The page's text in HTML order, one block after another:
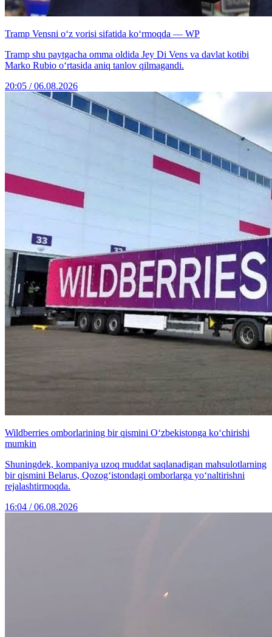
Tramp Vensni o‘z vorisi sifatida ko‘rmoqda — WP
Tramp shu paytgacha omma oldida Jey Di Vens va davlat kotibi
Marko Rubio o‘rtasida aniq tanlov qilmagandi.
20:05 / 06.08.2026
Wildberries omborlarining bir qismini O‘zbekistonga ko‘chirishi
mumkin
Shuningdek, kompaniya uzoq muddat saqlanadigan mahsulotlarning
bir qismini Belarus, Qozog‘istondagi omborlarga yo‘naltirishni
rejalashtirmoqda.
16:04 / 06.08.2026